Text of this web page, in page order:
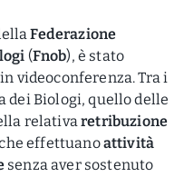
Federazione
(Fnob), è stato
videoconferenza. Tra i
Biologi, quello delle
relativaretribuzione
effettuanoattività
senza aver sostenuto